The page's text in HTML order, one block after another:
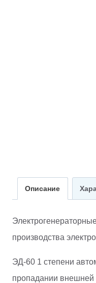
Описание
производства
ЭД-60 1 степени
пропадании внешней